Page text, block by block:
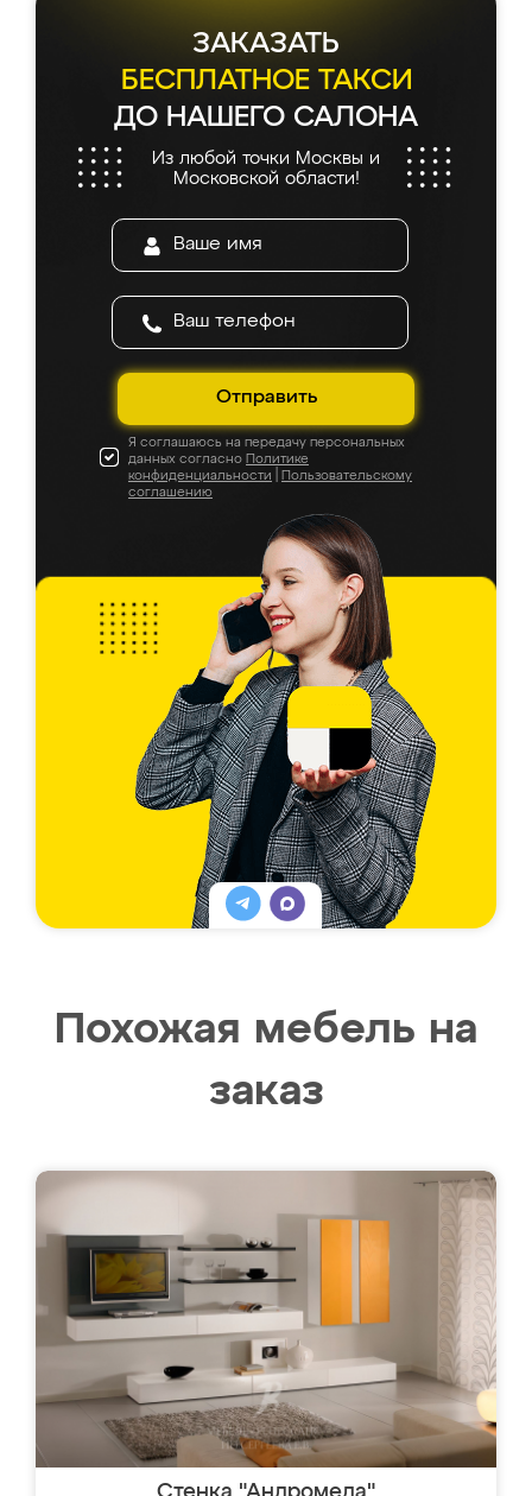
ЗАКАЗАТЬ
БЕСПЛАТНОЕ ТАКСИ
ДО НАШЕГО САЛОНА
Из любой точки Москвы и
Московской области!
Отправить
Я соглашаюсь на передачу персональных
данных согласно Политике
конфиденциальности
Пользовательскому
соглашению
Похожая мебель на
заказ